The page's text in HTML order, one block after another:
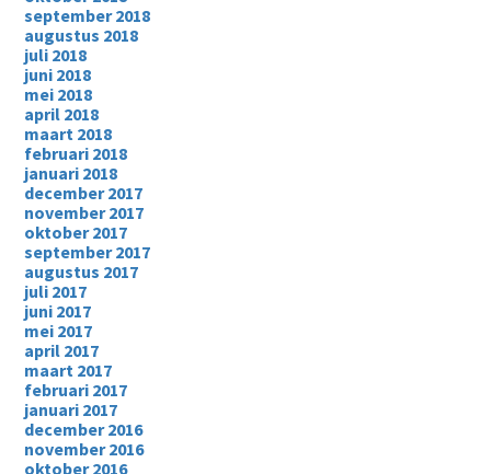
september 2018
augustus 2018
juli 2018
juni 2018
mei 2018
april 2018
maart 2018
februari 2018
januari 2018
december 2017
november 2017
oktober 2017
september 2017
augustus 2017
juli 2017
juni 2017
mei 2017
april 2017
maart 2017
februari 2017
januari 2017
december 2016
november 2016
oktober 2016